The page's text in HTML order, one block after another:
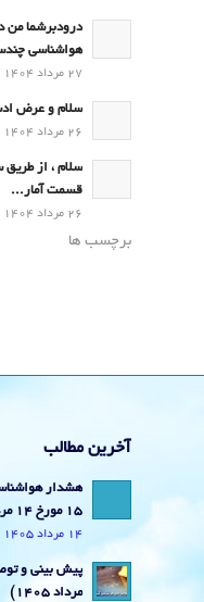
درودبرشما من
هواشناسی
27 مرداد 1404 - 11:19 ب.ظ توسط اردشیر
سلام و عرض
26 مرداد 1404 - 8:21 ق.ظ توسط ایمان نبی پور
سلام ، از طریق
قسمت آمار...
26 مرداد 1404 - 8:21 ق.ظ توسط ایمان نبی پور
برچسب ها
آخرین مطالب
هشدار
15 مورخ 14 مرداد 1405
14 مرداد 1405 - 2:18 ب.ظ
مرداد ۱۴۰۵)